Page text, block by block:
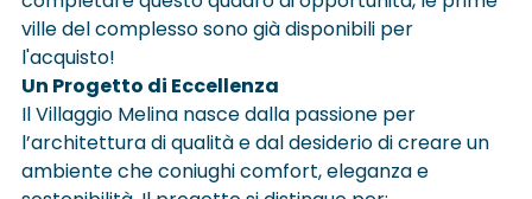
ville del complesso sono già disponibili per
l'acquisto!
Un Progetto di Eccellenza
Il Villaggio Melina nasce dalla passione per
l’architettura di qualità e dal desiderio di creare un
ambiente che coniughi comfort, eleganza e